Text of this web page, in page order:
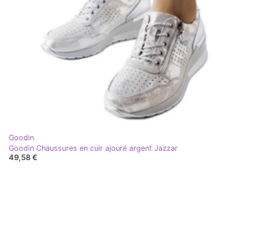
Goodin
Goodin Chaussures en cuir ajouré argent Jazzar
49,58 €